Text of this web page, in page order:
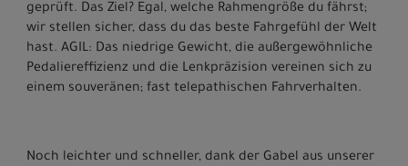
geprüft. Das Ziel? Egal, welche Rahmengröße du fährst;
wir stellen sicher, dass du das beste Fahrgefühl der Welt
hast. AGIL: Das niedrige Gewicht, die außergewöhnliche
Pedaliereffizienz und die Lenkpräzision vereinen sich zu
einem souveränen; fast telepathischen Fahrverhalten.
Noch leichter und schneller, dank der Gabel aus unserer